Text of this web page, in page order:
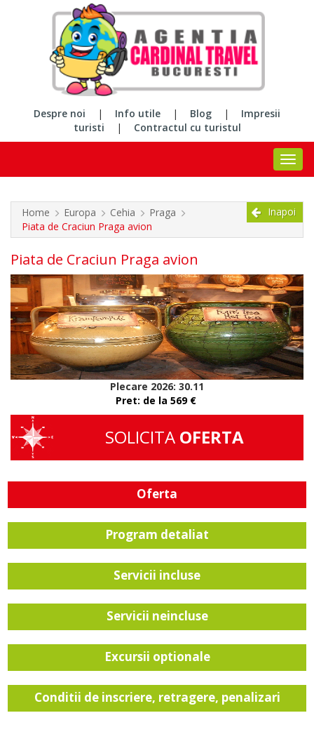
Despre noi | Info utile | Blog |
Impresii
turisti
| Contractul cu turistul
Home Europa Cehia
Praga
Piata de Craciun Praga avion
Inapoi
Piata de Craciun Praga avion
Plecare 2026: 30.11
Pret: de la 569 €
SOLICITA OFERTA
Oferta
Program detaliat
Servicii incluse
Servicii neincluse
Excursii optionale
Conditii de inscriere, retragere, penalizari